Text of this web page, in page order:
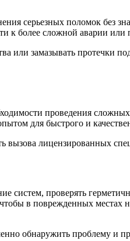
серьезных поломок без
к более сложной аварии
или замазывать протечки
проведения
для быстрого и
вызова лицензированных
систем, проверять
в поврежденных местах
обнаружить проблему и